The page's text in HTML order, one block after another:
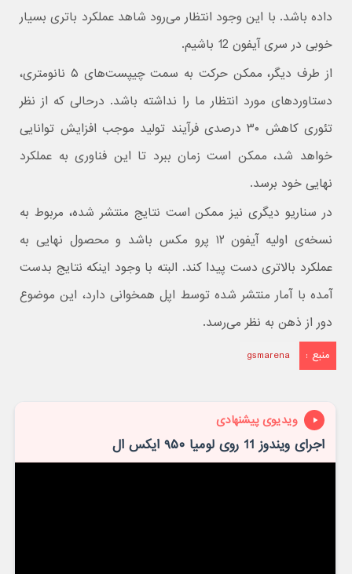
داده باشد. با این وجود انتظار می‌رود شاهد عملکرد باتری بسیار
خوبی در سری آیفون 12 باشیم.
از طرف دیگر، ممکن حرکت به سمت چیپست‌های ۵ نانومتری،
دستاورد‌های مورد انتظار ما را نداشته باشد. درحالی که از نظر
تئوری کاهش ۳۰ درصدی فرآیند تولید موجب افزایش توانایی
خواهد شد، ممکن است زمان ببرد تا این فناوری به عملکرد
نهایی خود برسد.
در سناریو دیگری نیز ممکن است نتایج منتشر شده، مربوط به
نسخه‌ی‌ اولیه آیفون ۱۲ پرو مکس باشد و محصول نهایی به
عملکرد بالاتری دست پیدا کند. البته با وجود اینکه نتایج بدست
آمده با آمار منتشر شده توسط اپل همخوانی دارد، این موضوع
دور از ذهن به نظر می‌رسد.
منبع : gsmarena
ویدیوی پیشنهادی
اجرای ویندوز 11 روی لومیا ۹۵۰ ایکس ال